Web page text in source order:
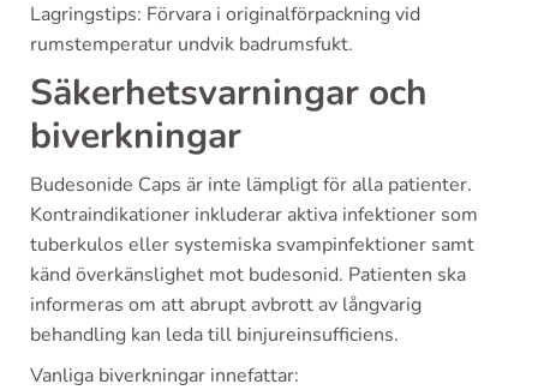
Lagringstips: Förvara i originalförpackning vid
rumstemperatur undvik badrumsfukt.
Säkerhetsvarningar och
biverkningar
Budesonide Caps är inte lämpligt för alla patienter.
Kontraindikationer inkluderar aktiva infektioner som
tuberkulos eller systemiska svampinfektioner samt
känd överkänslighet mot budesonid. Patienten ska
informeras om att abrupt avbrott av långvarig
behandling kan leda till binjureinsufficiens.
Vanliga biverkningar innefattar: